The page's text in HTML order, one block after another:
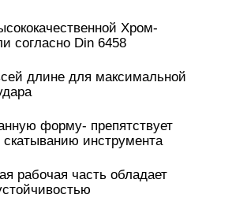
Хром-
согласно Din 6458
длине для максимальной
форму- препятствует
инструмента
рабочая часть обладает